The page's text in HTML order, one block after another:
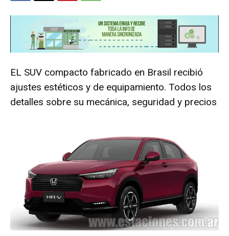
EL SUV compacto fabricado en Brasil recibió
ajustes estéticos y de equipamiento. Todos los
detalles sobre su mecánica, seguridad y precios